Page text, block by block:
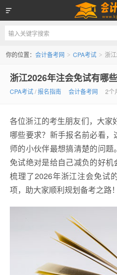
会计备考网
你的位置： 会计备考网 > CPA考试 > 浙江
浙江2026年注会免试有哪
CPA考试/报名指南 会计备考网 2个
各位浙江的考生朋友们，大家
哪些要求？新手报名前必看
师的小伙伴最想搞清楚的问
免试绝对是给自己减负的好
梳理了2026年浙江注会免试
项，助大家顺利规划备考之路！